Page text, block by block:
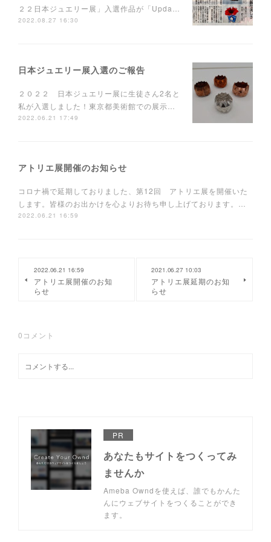
２２日本ジュエリー展」入選作品が「Upda…
2022.08.27 16:30
日本ジュエリー展入選のご報告
２０２２ 日本ジュエリー展に生徒さん2名と
私が入選しました！東京都美術館での展示…
2022.06.21 17:49
アトリエ展開催のお知らせ
コロナ禍で延期しておりました、第12回 アトリエ展を開催いた
します。皆様のお出かけを心よりお待ち申し上げております。…
2022.06.21 16:59
2022.06.21 16:59
アトリエ展開催のお知
らせ
2021.06.27 10:03
アトリエ展延期のお知
らせ
0 コメント
PR
あなたもサイトをつくってみ
ませんか
Ameba Owndを使えば、誰でもかんた
んにウェブサイトをつくることができ
ます。